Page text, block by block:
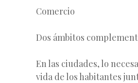
Comercio
Dos ámbitos
En las ciudades, lo
vida de los habitantes